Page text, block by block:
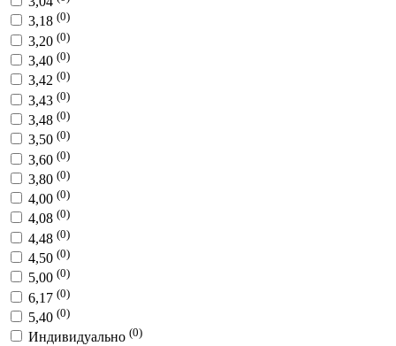
3,18 (0)
3,20 (0)
3,40 (0)
3,42 (0)
3,43 (0)
3,48 (0)
3,50 (0)
3,60 (0)
3,80 (0)
4,00 (0)
4,08 (0)
4,48 (0)
4,50 (0)
5,00 (0)
6,17 (0)
5,40 (0)
Индивидуально (0)